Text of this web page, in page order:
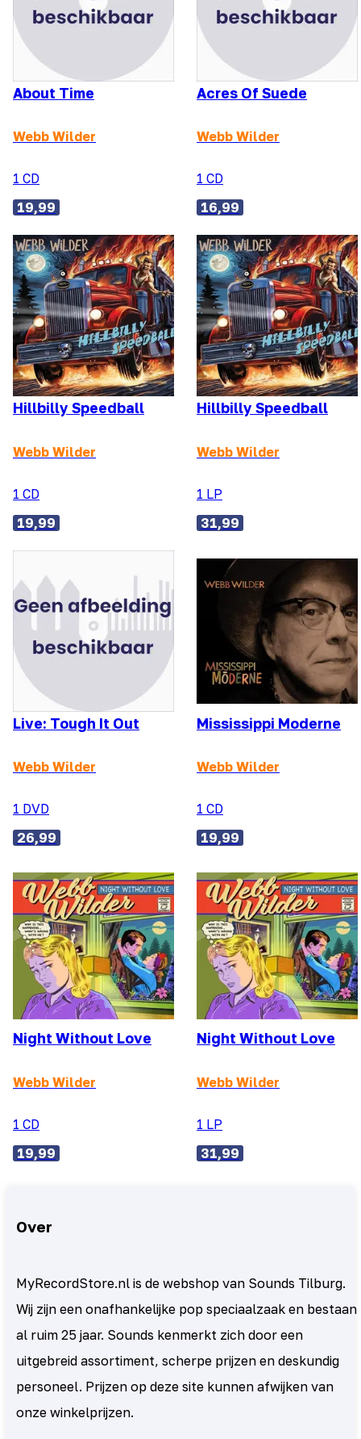
About Time
Webb Wilder
1 CD
19,99
Acres Of Suede
Webb Wilder
1 CD
16,99
Hillbilly Speedball
Webb Wilder
1 CD
19,99
Hillbilly Speedball
Webb Wilder
1 LP
31,99
Live: Tough It Out
Webb Wilder
1 DVD
26,99
Mississippi Moderne
Webb Wilder
1 CD
19,99
Night Without Love
Webb Wilder
1 CD
19,99
Night Without Love
Webb Wilder
1 LP
31,99
Over
MyRecordStore.nl is de webshop van Sounds Tilburg.
Wij zijn een onafhankelijke pop speciaalzaak en bestaan
al ruim 25 jaar. Sounds kenmerkt zich door een
uitgebreid assortiment, scherpe prijzen en deskundig
personeel. Prijzen op deze site kunnen afwijken van
onze winkelprijzen.